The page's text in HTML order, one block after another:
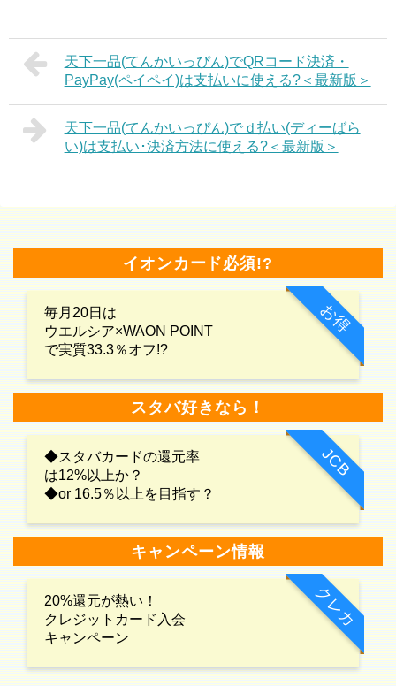
天下一品(てんかいっぴん)でQRコード決済・
PayPay(ペイペイ)は支払いに使える?＜最新版＞
天下一品(てんかいっぴん)でｄ払い(ディーばら
い)は支払い･決済方法に使える?＜最新版＞
イオンカード必須!?
お得
毎月20日は
ウエルシア×WAON POINT
で実質33.3％オフ!?
スタバ好きなら！
JCB
◆スタバカードの還元率
は12%以上か？
◆or 16.5％以上を目指す？
キャンペーン情報
クレカ
20%還元が熱い！
クレジットカード入会
キャンペーン